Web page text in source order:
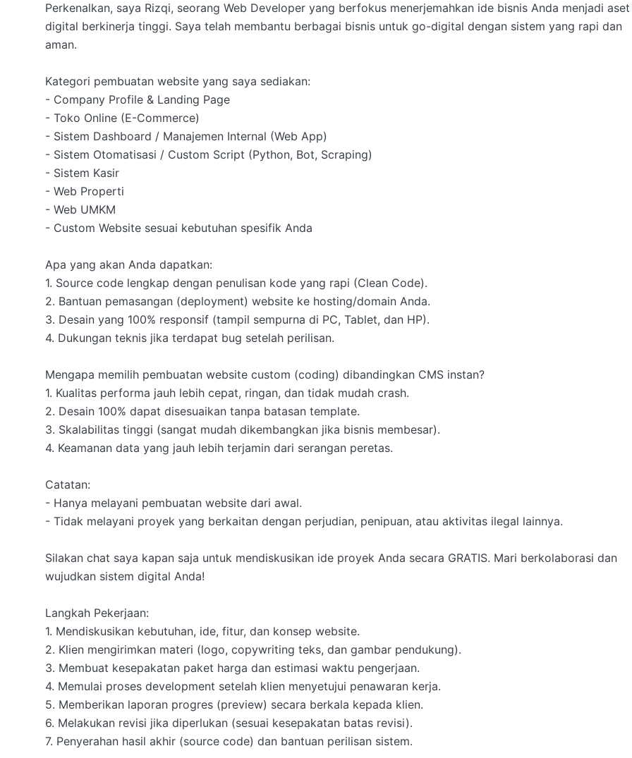
Perkenalkan, saya Rizqi, seorang Web Developer yang berfokus menerjemahkan ide bisnis Anda menjadi aset
digital berkinerja tinggi. Saya telah membantu berbagai bisnis untuk go-digital dengan sistem yang rapi dan
aman.
Kategori pembuatan website yang saya sediakan:
- Company Profile & Landing Page
- Toko Online (E-Commerce)
- Sistem Dashboard / Manajemen Internal (Web App)
- Sistem Otomatisasi / Custom Script (Python, Bot, Scraping)
- Sistem Kasir
- Web Properti
- Web UMKM
- Custom Website sesuai kebutuhan spesifik Anda
Apa yang akan Anda dapatkan:
1. Source code lengkap dengan penulisan kode yang rapi (Clean Code).
2. Bantuan pemasangan (deployment) website ke hosting/domain Anda.
3. Desain yang 100% responsif (tampil sempurna di PC, Tablet, dan HP).
4. Dukungan teknis jika terdapat bug setelah perilisan.
Mengapa memilih pembuatan website custom (coding) dibandingkan CMS instan?
1. Kualitas performa jauh lebih cepat, ringan, dan tidak mudah crash.
2. Desain 100% dapat disesuaikan tanpa batasan template.
3. Skalabilitas tinggi (sangat mudah dikembangkan jika bisnis membesar).
4. Keamanan data yang jauh lebih terjamin dari serangan peretas.
Catatan:
- Hanya melayani pembuatan website dari awal.
- Tidak melayani proyek yang berkaitan dengan perjudian, penipuan, atau aktivitas ilegal lainnya.
Silakan chat saya kapan saja untuk mendiskusikan ide proyek Anda secara GRATIS. Mari berkolaborasi dan
wujudkan sistem digital Anda!
Langkah Pekerjaan:
1. Mendiskusikan kebutuhan, ide, fitur, dan konsep website.
2. Klien mengirimkan materi (logo, copywriting teks, dan gambar pendukung).
3. Membuat kesepakatan paket harga dan estimasi waktu pengerjaan.
4. Memulai proses development setelah klien menyetujui penawaran kerja.
5. Memberikan laporan progres (preview) secara berkala kepada klien.
6. Melakukan revisi jika diperlukan (sesuai kesepakatan batas revisi).
7. Penyerahan hasil akhir (source code) dan bantuan perilisan sistem.